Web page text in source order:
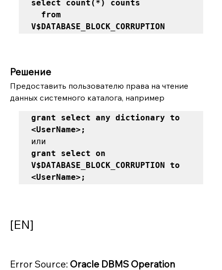
select count(*) counts
V$DATABASE_BLOCK_CORRUPTION
Решение
Предоставить пользователю права на чтение
данных системного каталога, например
grant select any dictionary to
<UserName>;
grant select on
V$DATABASE_BLOCK_CORRUPTION to
<UserName>;
[EN]
Error Source: Oracle DBMS Operation